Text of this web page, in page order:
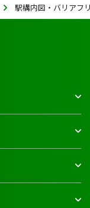
駅構内図・バリアフ